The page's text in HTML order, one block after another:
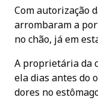
Com autorização
arrombaram a
no chão, já em
A proprietária da
ela dias antes do
dores no